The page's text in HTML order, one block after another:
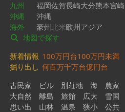
九州
福岡佐賀長崎大分熊本宮崎
沖縄
沖縄
海外
豪州北米欧州アジア
地図で探す
新着情報 100万円台100万円未満
掘り出し 何百万千万台億円台
古民家
ビル 別荘地 海 農家
大自然
離島 旅館 広大 雪国
思い出
山林 温泉 狭小 公共